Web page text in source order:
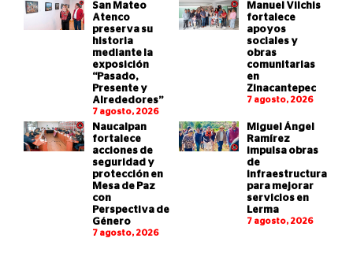
San Mateo
Atenco
preserva su
historia
mediante la
exposición
“Pasado,
Presente y
Alrededores”
7 agosto, 2026
Manuel Vilchis
fortalece
apoyos
sociales y
obras
comunitarias
en
Zinacantepec
7 agosto, 2026
Naucalpan
fortalece
acciones de
seguridad y
protección en
Mesa de Paz
con
Perspectiva de
Género
7 agosto, 2026
Miguel Ángel
Ramírez
impulsa obras
de
infraestructura
para mejorar
servicios en
Lerma
7 agosto, 2026